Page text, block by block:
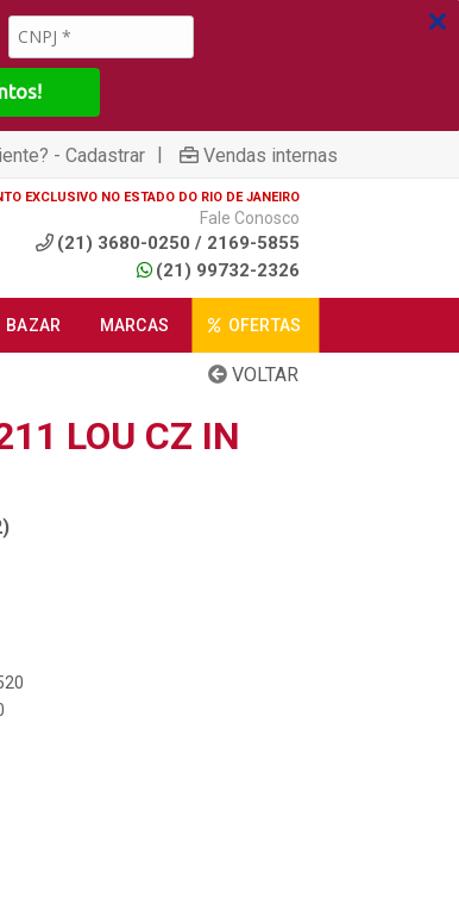
- Cadastrar | Vendas internas
EXCLUSIVO NO ESTADO DO RIO DE JANEIRO
Fale Conosco
(21) 3680-0250 / 2169-5855
(21) 99732-2326
BAZAR MARCAS OFERTAS
VOLTAR
LOU CZ IN